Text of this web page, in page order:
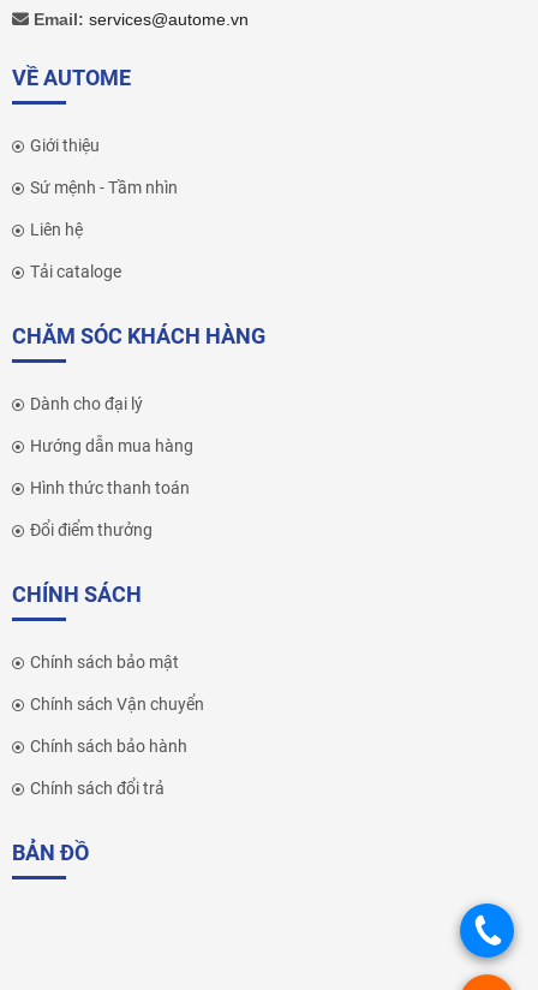
Email: services@autome.vn
VỀ AUTOME
Giới thiệu
Sứ mệnh - Tầm nhìn
Liên hệ
Tải cataloge
CHĂM SÓC KHÁCH HÀNG
Dành cho đại lý
Hướng dẫn mua hàng
Hình thức thanh toán
Đổi điểm thưởng
CHÍNH SÁCH
Chính sách bảo mật
Chính sách Vận chuyển
Chính sách bảo hành
Chính sách đổi trả
BẢN ĐỒ
.